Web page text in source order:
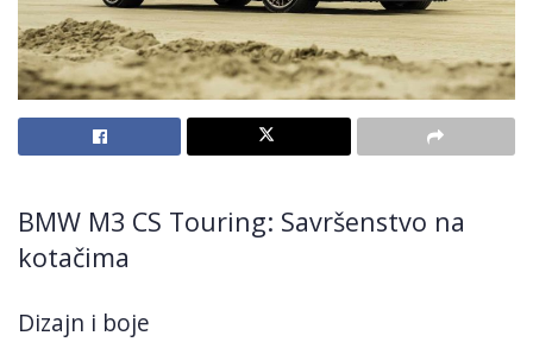
BMW M3 CS Touring: Savršenstvo na
kotačima
Dizajn i boje